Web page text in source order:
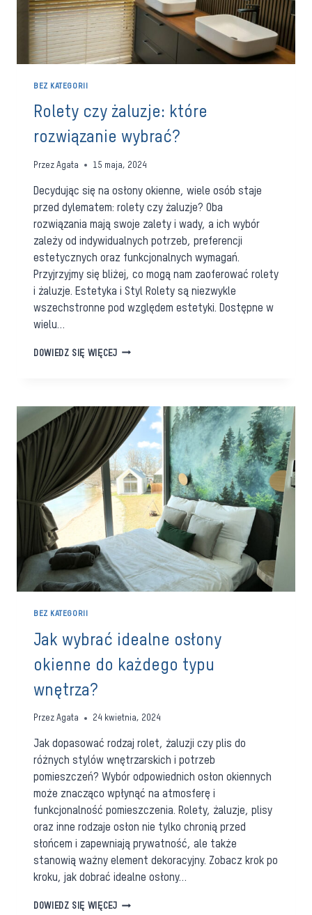
BEZ KATEGORII
Rolety czy żaluzje: które
rozwiązanie wybrać?
Przez Agata 15 maja, 2024
Decydując się na osłony okienne, wiele osób staje
przed dylematem: rolety czy żaluzje? Oba
rozwiązania mają swoje zalety i wady, a ich wybór
zależy od indywidualnych potrzeb, preferencji
estetycznych oraz funkcjonalnych wymagań.
Przyjrzyjmy się bliżej, co mogą nam zaoferować rolety
i żaluzje. Estetyka i Styl Rolety są niezwykle
wszechstronne pod względem estetyki. Dostępne w
wielu…
DOWIEDZ SIĘ WIĘCEJROLETY
WYBRAĆ?
BEZ KATEGORII
Jak wybrać idealne osłony
okienne do każdego typu
wnętrza?
Przez Agata 24 kwietnia, 2024
Jak dopasować rodzaj rolet, żaluzji czy plis do
różnych stylów wnętrzarskich i potrzeb
pomieszczeń? Wybór odpowiednich osłon okiennych
może znacząco wpłynąć na atmosferę i
funkcjonalność pomieszczenia. Rolety, żaluzje, plisy
oraz inne rodzaje osłon nie tylko chronią przed
słońcem i zapewniają prywatność, ale także
stanowią ważny element dekoracyjny. Zobacz krok po
kroku, jak dobrać idealne osłony…
DOWIEDZ SIĘ WIĘCEJJAK